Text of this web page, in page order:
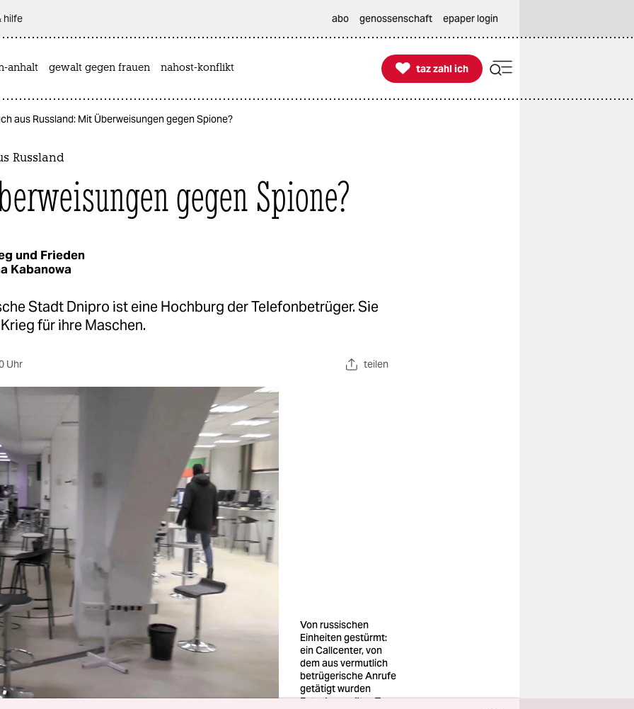
hilfe abo genossenschaft epaper login
anhalt gewalt gegen frauen nahost-konflikt 
taz zahl ich
taz zahl ich
aus Russland: Mit Überweisungen gegen Spione?
Russland
gegen Spione?
und Frieden
Kabanowa
Stadt Dnipro ist eine Hochburg der Telefonbetrüger. Sie
für ihre Maschen.
Uhr teilen
Von russischen
Einheiten gestürmt:
ein Callcenter, von
dem aus vermutlich
betrügerische Anrufe
getätigt wurden
Foto: Imago/Itar-Tass